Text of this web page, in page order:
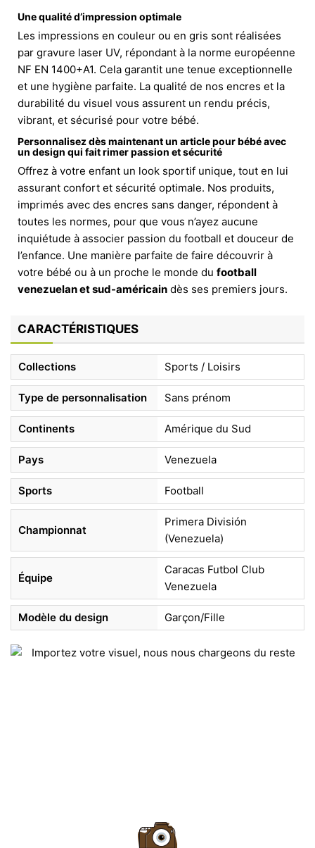
Une qualité d’impression optimale
Les impressions en couleur ou en gris sont réalisées
par gravure laser UV, répondant à la norme européenne
NF EN 1400+A1. Cela garantit une tenue exceptionnelle
et une hygiène parfaite. La qualité de nos encres et la
durabilité du visuel vous assurent un rendu précis,
vibrant, et sécurisé pour votre bébé.
Personnalisez dès maintenant un article pour bébé avec
un design qui fait rimer passion et sécurité
Offrez à votre enfant un look sportif unique, tout en lui
assurant confort et sécurité optimale. Nos produits,
imprimés avec des encres sans danger, répondent à
toutes les normes, pour que vous n’ayez aucune
inquiétude à associer passion du football et douceur de
l’enfance. Une manière parfaite de faire découvrir à
votre bébé ou à un proche le monde du football
venezuelan et sud-américain dès ses premiers jours.
CARACTÉRISTIQUES
Collections Sports / Loisirs
Type de personnalisation Sans prénom
Continents Amérique du Sud
Pays Venezuela
Sports Football
Championnat
Primera División
(Venezuela)
Équipe
Caracas Futbol Club
Venezuela
Modèle du design Garçon/Fille